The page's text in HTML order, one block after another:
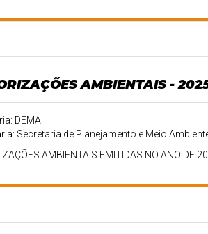
AMBIENTAIS -
DEMA
Secretaria de Planejamento e Meio
AMBIENTAIS EMITIDAS NO ANO DE